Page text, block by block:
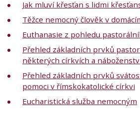
Jak mluví křesťan s lidmi
Těžce nemocný člověk v
Euthanasie z pohledu
Přehled základních prvků
některých církvích a
Přehled základních prvků
pomoci v římskokatolické církvi
Eucharistická služba nemocným